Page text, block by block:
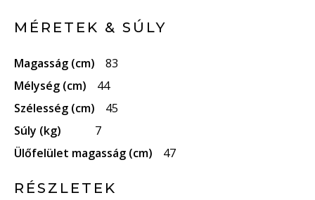
MÉRETEK & SÚLY
Magasság (cm)
83
Mélység (cm)
44
Szélesség (cm)
45
Súly (kg)
7
Ülőfelület magasság (cm)
47
RÉSZLETEK